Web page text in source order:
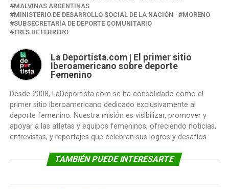
MALVINAS ARGENTINAS
MINISTERIO DE DESARROLLO SOCIAL DE LA NACIÓN
MORENO
SUBSECRETARÍA DE DEPORTE COMUNITARIO
TRES DE FEBRERO
La Deportista.com | El primer sitio
Iberoamericano sobre deporte
Femenino
Desde 2008, LaDeportista.com se ha consolidado como el
primer sitio iberoamericano dedicado exclusivamente al
deporte femenino. Nuestra misión es visibilizar, promover y
apoyar a las atletas y equipos femeninos, ofreciendo noticias,
entrevistas, y reportajes que celebran sus logros y desafíos.
TAMBIÉN PUEDE INTERESARTE